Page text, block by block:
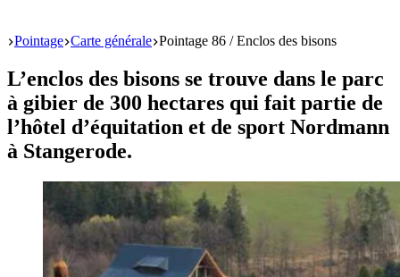
Start
Pointage Carte générale Pointage 86 / Enclos des bisons
L’enclos des bisons se trouve dans le parc
à gibier de 300 hectares qui fait partie de
l’hôtel d’équitation et de sport Nordmann
à Stangerode.